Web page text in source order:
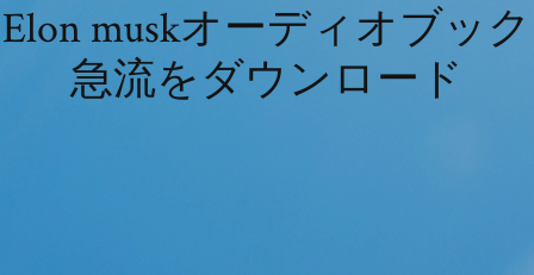
Elon muskオーディオブック
急流をダウンロード